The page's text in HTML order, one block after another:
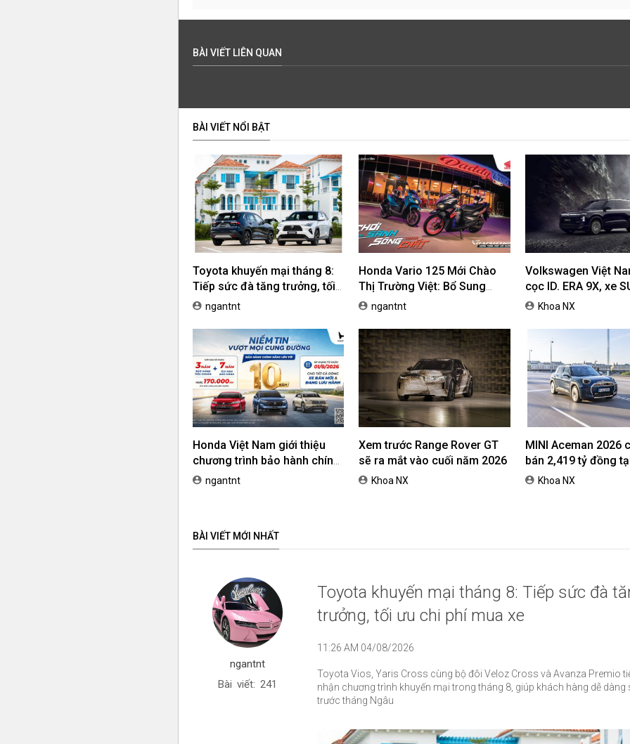
BÀI VIẾT LIÊN QUAN
BÀI VIẾT NỔI BẬT
Toyota khuyến mại tháng 8:
Tiếp sức đà tăng trưởng, tối
ưu chi phí mua xe
ngantnt
Honda Vario 125 Mới Chào
Thị Trường Việt: Bổ Sung
Phiên Bản Street, Giá Từ
ngantnt
Volkswagen Việt
cọc ID. ERA 9X, xe
dự kiến giá dưới 3 tỷ
Khoa NX
Honda Việt Nam giới thiệu
chương trình bảo hành chính
hãng lên tới 10 năm dành cho
ngantnt
Xem trước Range Rover GT
sẽ ra mắt vào cuối năm 2026
Khoa NX
MINI Aceman 2026
bán 2,419 tỷ đồng
NamKhoa NX
BÀI VIẾT MỚI NHẤT
ngantnt
Bài viết: 241
Toyota khuyến mại tháng 8: Tiếp sức đà
trưởng, tối ưu chi phí mua xe
11:26 AM 04/08/2026
Toyota Vios, Yaris Cross cùng bộ đôi Veloz Cross và Avanza Premio
nhận chương trình khuyến mại trong tháng 8, giúp khách hàng dễ dàng
trước tháng Ngâu